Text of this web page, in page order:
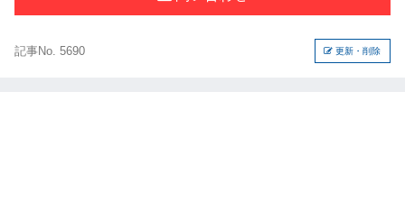
記事No. 5690 更新・削除